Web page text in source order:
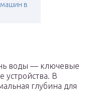
в
воды — ключевые
устройства. В
глубина для